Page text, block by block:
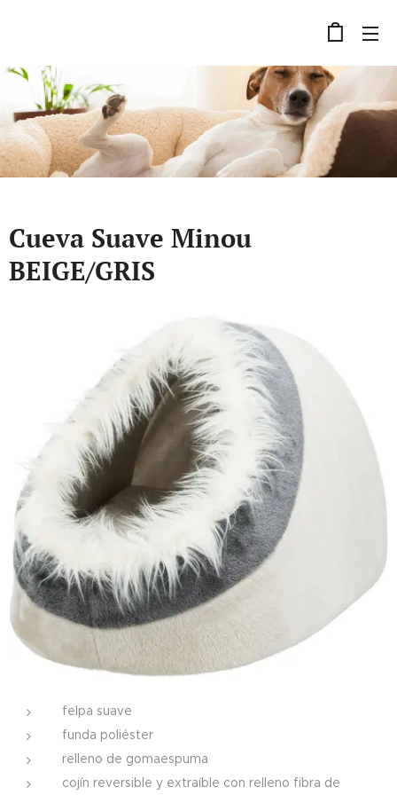
Cueva Suave Minou
BEIGE/GRIS
felpa suave
funda poliéster
relleno de gomaespuma
cojín reversible y extraíble con relleno fibra de